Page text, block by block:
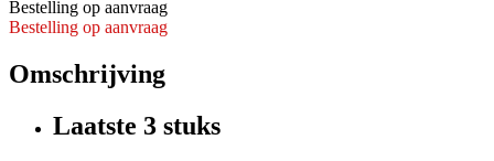
Bestelling op aanvraag
Bestelling op aanvraag
Omschrijving
Laatste 3 stuks